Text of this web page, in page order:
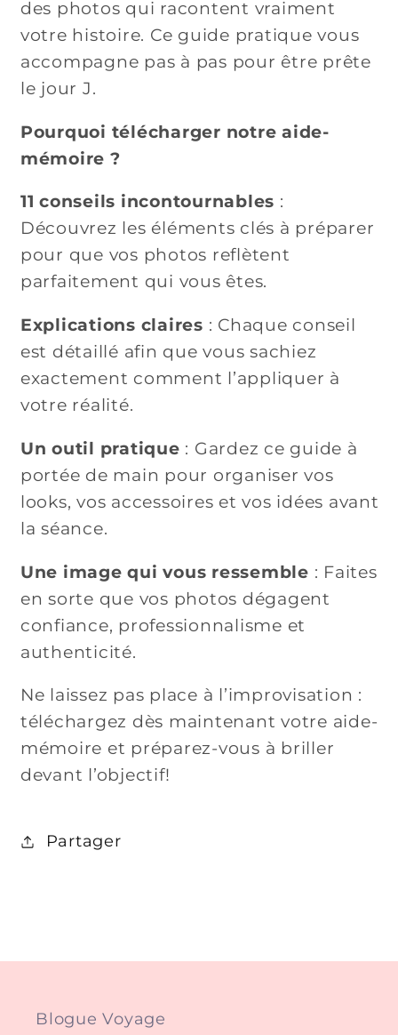
des photos qui racontent vraiment
votre histoire. Ce guide pratique vous
accompagne pas à pas pour être prête
le jour J.
Pourquoi télécharger notre aide-
mémoire ?
11 conseils incontournables :
Découvrez les éléments clés à préparer
pour que vos photos reflètent
parfaitement qui vous êtes.
Explications claires : Chaque conseil
est détaillé afin que vous sachiez
exactement comment l’appliquer à
votre réalité.
Un outil pratique : Gardez ce guide à
portée de main pour organiser vos
looks, vos accessoires et vos idées avant
la séance.
Une image qui vous ressemble : Faites
en sorte que vos photos dégagent
confiance, professionnalisme et
authenticité.
Ne laissez pas place à l’improvisation :
téléchargez dès maintenant votre aide-
mémoire et préparez-vous à briller
devant l’objectif!
Partager
Blogue Voyage